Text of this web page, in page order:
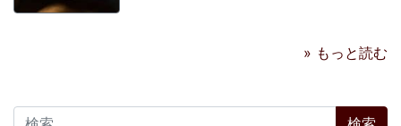
» もっと読む
検索: